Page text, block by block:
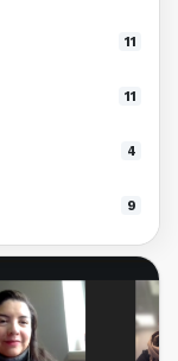
11
11
4
9